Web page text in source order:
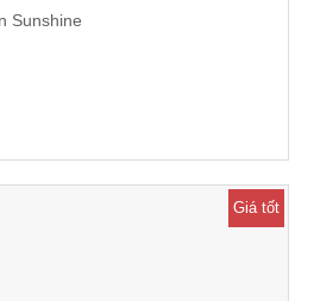
Sunshine
Giá tốt